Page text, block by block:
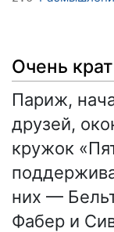
Очень
Париж,
друзей,
кружок
них —
Фабер и